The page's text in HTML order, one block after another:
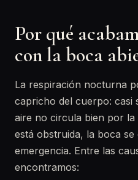
Por qué
con la boca
La respiración nocturna
capricho del cuerpo: casi
aire no circula bien por la
está obstruida, la boca
emergencia. Entre las
encontramos: